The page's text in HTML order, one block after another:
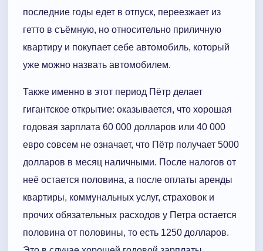
последние годы едет в отпуск, переезжает из
гетто в съёмную, но относительно приличную
квартиру и покупает себе автомобиль, который
уже можно назвать автомобилем.
Также именно в этот период Пётр делает
гигантское открытие: оказывается, что хорошая
годовая зарплата 60 000 долларов или 40 000
евро совсем не означает, что Пётр получает 5000
долларов в месяц наличными. После налогов от
неё остается половина, а после оплаты аренды
квартиры, коммунальных услуг, страховок и
прочих обязательных расходов у Петра остается
половина от половины, то есть 1250 долларов.